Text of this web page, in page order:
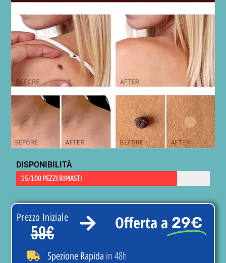
DISPONIBILITÀ
15/100 PEZZI RIMASTI
Prezzo Iniziale
59€
Offerta a 29€
Spezione Rapida in 48h